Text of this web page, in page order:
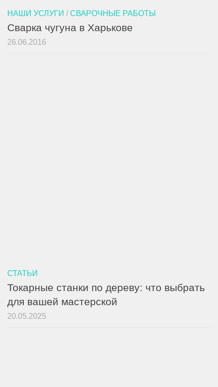
НАШИ УСЛУГИ / СВАРОЧНЫЕ РАБОТЫ
Сварка чугуна в Харькове
26.06.2016
СТАТЬИ
Токарные станки по дереву: что выбрать
для вашей мастерской
20.05.2025